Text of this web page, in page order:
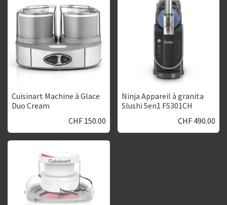
Cuisinart Machine à Glace
Duo Cream
CHF 150.00
Ninja Appareil à granita
Slushi 5en1 FS301CH
CHF 490.00